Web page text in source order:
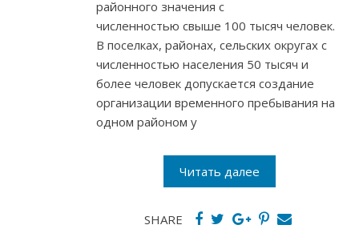
районного значения с
численностью свыше 100 тысяч человек.
В поселках, районах, сельских округах с
численностью населения 50 тысяч и
более человек допускается создание
организации временного пребывания на
одном районом у
Читать далее
SHARE